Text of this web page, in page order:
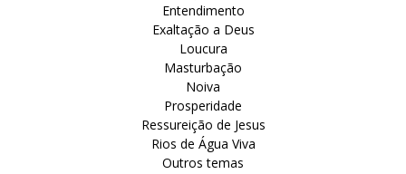
Entendimento
Exaltação a Deus
Loucura
Masturbação
Noiva
Prosperidade
Ressureição de Jesus
Rios de Água Viva
Outros temas